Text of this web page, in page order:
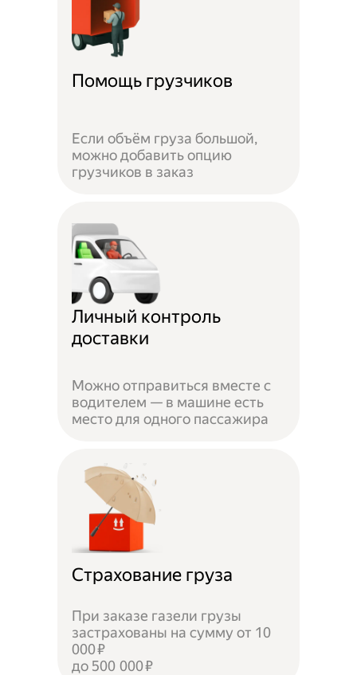
Помощь грузчиков
Если объём груза большой,
можно добавить опцию
грузчиков в заказ
Личный контроль
доставки
Можно отправиться вместе с
водителем — в машине есть
место для одного пассажира
Страхование груза
При заказе газели грузы
застрахованы на сумму от 10
000 ₽
до 500 000 ₽